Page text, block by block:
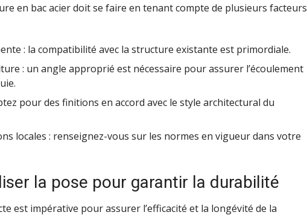
en bac acier doit se faire en tenant compte de plusieurs facteurs
: la compatibilité avec la structure existante est primordiale.
: un angle approprié est nécessaire pour assurer l’écoulement
pour des finitions en accord avec le style architectural du
locales : renseignez-vous sur les normes en vigueur dans votre
la pose pour garantir la durabilité
est impérative pour assurer l’efficacité et la longévité de la